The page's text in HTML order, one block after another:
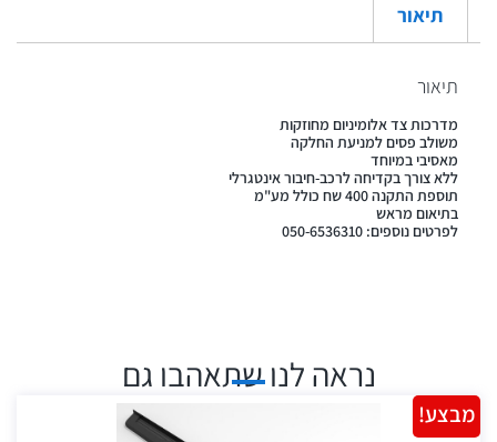
תיאור
תיאור
מדרכות צד אלומיניום מחוזקות
משולב פסים למניעת החלקה
מאסיבי במיוחד
ללא צורך בקדיחה לרכב-חיבור אינטגרלי
תוספת התקנה 400 שח כולל מע"מ
בתיאום מראש
לפרטים נוספים: 050-6536310
נראה לנו שתאהבו גם
מבצע!